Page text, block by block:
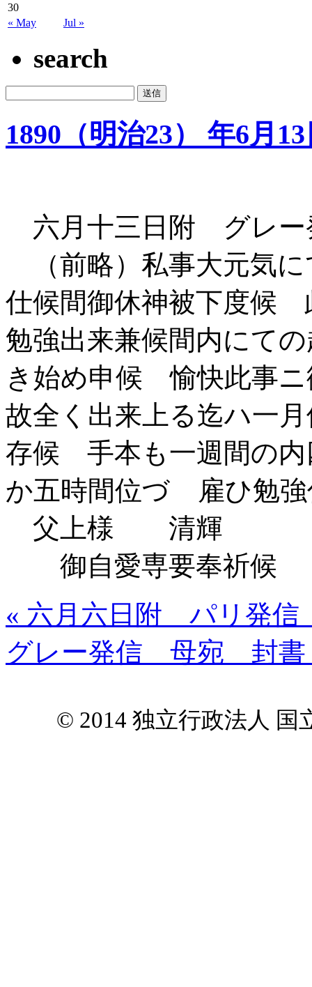
« May Jul »
30
search
1890（明治23） 年6月
六月十三日附 グレ
（前略）私事大元気に
仕候間御休神被下度候
勉強出来兼候間内にて
き始め申候 愉快此事
故全く出来上る迄ハ一
存候 手本も一週間の内
か五時間位づゝ雇ひ
父上様 清輝
御自愛専要奉祈候
« 六月六日附 パリ発
グレー発信 母宛 封書
© 2014 独立行政法人 国